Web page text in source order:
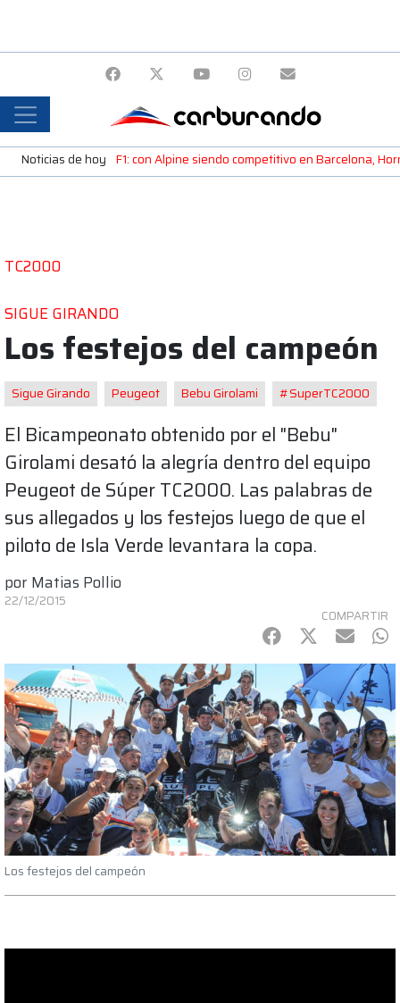
Noticias de hoy F1: con Alpine siendo competitivo en Barcelona,
TC2000
SIGUE GIRANDO
Los festejos del campeón
Sigue Girando Peugeot Bebu Girolami #SuperTC2000
El Bicampeonato obtenido por el "Bebu"
Girolami desató la alegría dentro del equipo
Peugeot de Súper TC2000. Las palabras de
sus allegados y los festejos luego de que el
piloto de Isla Verde levantara la copa.
por Matias Pollio
22/12/2015
COMPARTIR
Facebook
Twitter
mail
Los festejos del campeón